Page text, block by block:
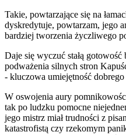
Takie, powtarzające się na
dyskredytuje, powtarzam, jego
bardziej tworzenia życzliwego
Daje się wyczuć stałą
podważenia silnych stron
- kluczowa umiejętność dobrego
W oswojenia aury
tak po ludzku pomocne
jego mistrz miał trudności z
katastrofistą czy rzekomym